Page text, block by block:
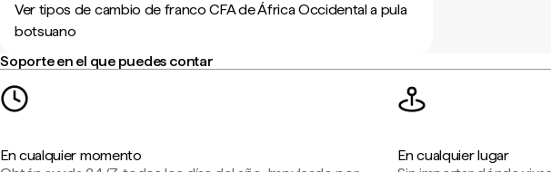
Ver tipos de cambio de franco CFA de África Occidental a pula
botsuano
Soporte en el que puedes contar
En cualquier momento
En cualquier lugar